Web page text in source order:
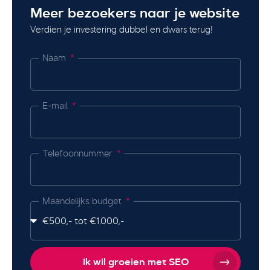
Meer bezoekers naar je website
Verdien je investering dubbel en dwars terug!
Naam
E-mail
Telefoonnummer
Maandelijks budget
Ik wil groeien met SEO